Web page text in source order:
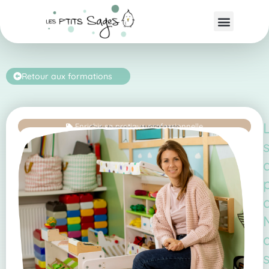
Retour aux formations
Enrichir sa pratique professionnelle
Code formation : AMSPMAM26